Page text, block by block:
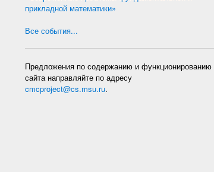
прикладной математики»
Все события...
Предложения по содержанию и функционированию
сайта направляйте по адресу
cmcproject@cs.msu.ru.